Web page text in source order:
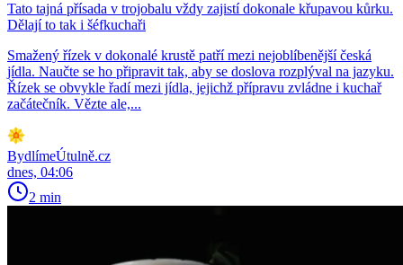
Tato tajná přísada v trojobalu vždy zajistí dokonale křupavou kůrku.
Dělají to tak i šéfkuchaři
Smažený řízek v dokonalé krustě patří mezi nejoblíbenější česká
jídla. Naučte se ho připravit tak, aby se doslova rozplýval na jazyku.
Řízek se obvykle řadí mezi jídla, jejichž přípravu zvládne i kuchař
začátečník. Vězte ale,...
BydlímeÚtulně.cz
dnes, 04:06
2 min